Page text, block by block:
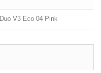
V3 Eco 04 Pink